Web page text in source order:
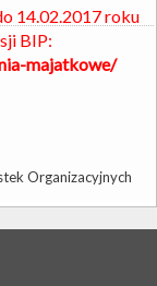
14.02.2017 roku
BIP:
majatkowe/
Organizacyjnych